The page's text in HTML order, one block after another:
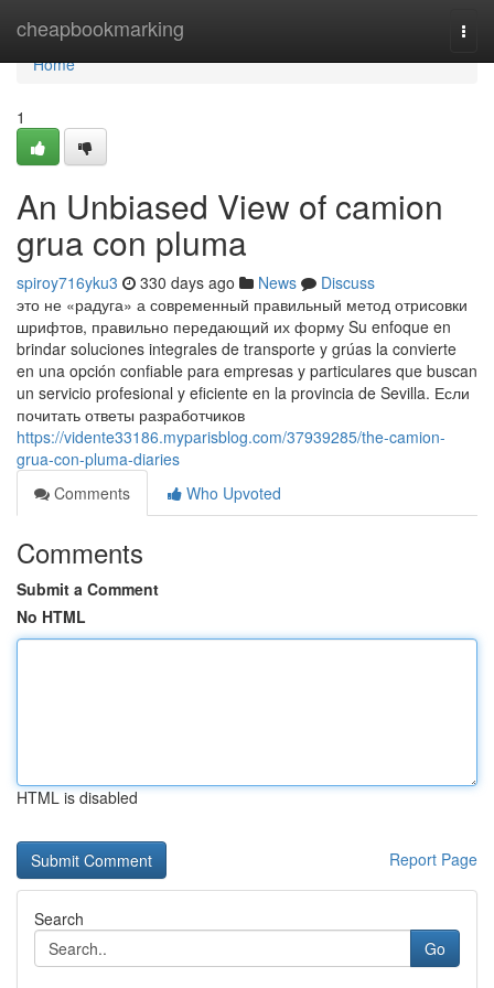
cheapbookmarking
Home
Home
1
An Unbiased View of camion
grua con pluma
spiroy716yku3 330 days ago News
Discuss
это не «радуга» а современный правильный метод отрисовки
шрифтов, правильно передающий их форму Su enfoque en
brindar soluciones integrales de transporte y grúas la convierte
en una opción confiable para empresas y particulares que buscan
un servicio profesional y eficiente en la provincia de Sevilla. Если
почитать ответы разработчиков
https://vidente33186.myparisblog.com/37939285/the-camion-
grua-con-pluma-diaries
Comments
Who Upvoted
Comments
Submit a Comment
No HTML
HTML is disabled
Report Page
Search
Go